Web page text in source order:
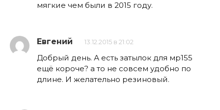
мягкие чем были в 2015 году.
Евгений 13.12.2015 в 21:02
Добрый день. А есть затылок для мр155
ещё короче? а то не совсем удобно по
длине. И желательно резиновый.